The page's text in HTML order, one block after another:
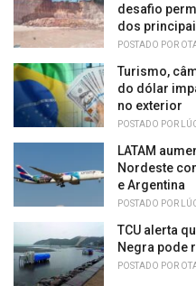
desafio
dos
POSTADO POR
Turismo,
do dólar
no exterior
POSTADO POR
LATAM
Nordeste
e Argentina
POSTADO POR
TCU alerta
Negra pode
POSTADO POR